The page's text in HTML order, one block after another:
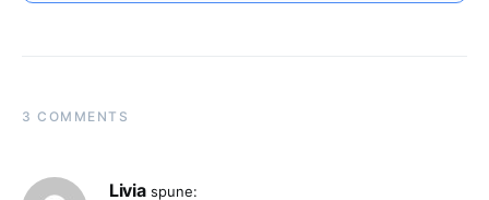
3 COMMENTS
Livia spune: